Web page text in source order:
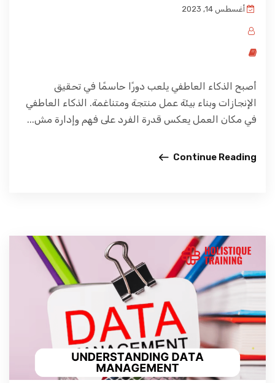
أغسطس 14, 2023
أصبح الذكاء العاطفي يلعب دورًا حاسمًا في تحقيق
الإنجازات وبناء بيئة عمل منتجة ومتناغمة. الذكاء العاطفي
في مكان العمل يعكس قدرة الفرد على فهم وإدارة مش...
Continue Reading